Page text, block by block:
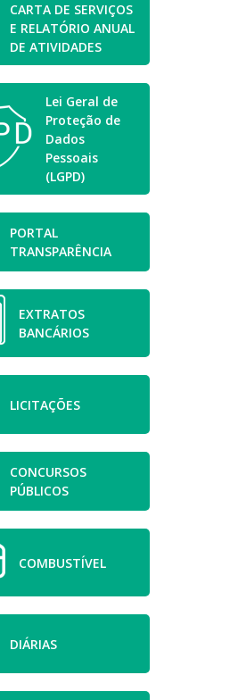
CARTA DE SERVIÇOS
E RELATÓRIO ANUAL
DE ATIVIDADES
Lei Geral de
Proteção de
Dados
Pessoais
(LGPD)
PORTAL
TRANSPARÊNCIA
EXTRATOS
BANCÁRIOS
LICITAÇÕES
CONCURSOS
PÚBLICOS
COMBUSTÍVEL
DIÁRIAS